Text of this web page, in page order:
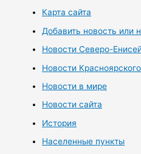
Карта сайта
Добавить новость или
Новости Северо-
Новости
Новости в мире
Новости сайта
История
Населенные пункты